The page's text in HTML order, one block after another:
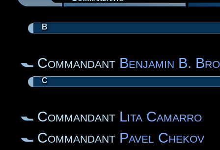
B
Commandant Benjamin B.
C
Commandant Lita Camarro
Commandant Pavel Chekov